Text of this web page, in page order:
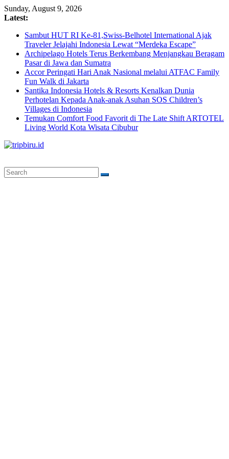
Skip
to
Sunday, August 9, 2026
Latest:
Sambut HUT RI Ke-81,Swiss-Belhotel International Ajak
Traveler Jelajahi Indonesia Lewat “Merdeka Escape”
Archipelago Hotels Terus Berkembang Menjangkau Beragam
Pasar di Jawa dan Sumatra
Accor Peringati Hari Anak Nasional melalui ATFAC Family
Fun Walk di Jakarta
Santika Indonesia Hotels & Resorts Kenalkan Dunia
Perhotelan Kepada Anak-anak Asuhan SOS Children’s
Villages di Indonesia
Temukan Comfort Food Favorit di The Late Shift ARTOTEL
Living World Kota Wisata Cibubur